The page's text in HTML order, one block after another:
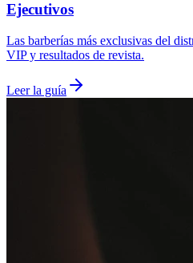
Ejecutivos
Las barberías más exclusivas del
VIP y resultados de revista.
Leer la guía